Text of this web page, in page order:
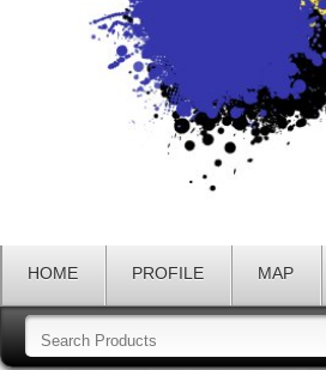
HOME PROFILE MAP